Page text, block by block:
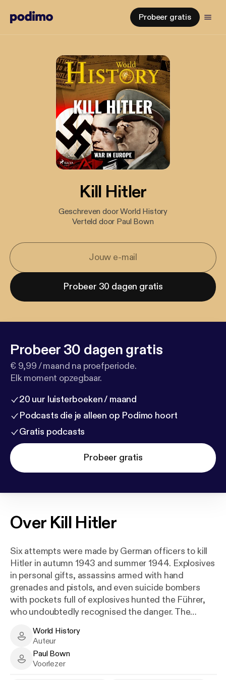
Probeer gratis
Kill Hitler
Geschreven door World History
Verteld door Paul Bown
Probeer 30 dagen gratis
Probeer 30 dagen gratis
€ 9,99 / maand na proefperiode.
Elk moment opzegbaar.
20 uur luisterboeken / maand
Podcasts die je alleen op Podimo hoort
Gratis podcasts
Probeer gratis
Over Kill Hitler
Six attempts were made by German officers to kill
Hitler in autumn 1943 and summer 1944. Explosives
in personal gifts, assassins armed with hand
grenades and pistols, and even suicide bombers
with pockets full of explosives hunted the Führer,
who undoubtedly recognised the danger. The
Nazi regime were therefore enormous when, in July
1944, Officer Claus von Stauffenberg travelled to
Hitler's Führerbunker in East Prussia to kill first
World History - Author
World History
Auteur
Paul Bown - Narrator
Paul Bown
Voorlezer